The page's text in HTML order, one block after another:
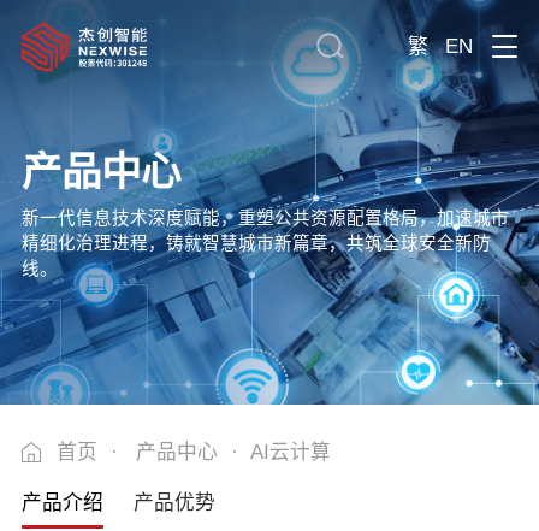
繁 EN
产品中心
新一代信息技术深度赋能，重塑公共资源配置格局，加速城市
精细化治理进程，铸就智慧城市新篇章，共筑全球安全新防
线。
首页 · 产品中心 · AI云计算
产品介绍 产品优势